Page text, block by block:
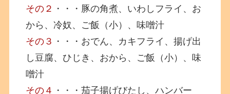
その２ ・・・豚の角煮、いわしフライ、お
から、冷奴、ご飯（小）、味噌汁
その３ ・・・おでん、カキフライ、揚げ出
し豆腐、ひじき、おから、ご飯（小）、味
噌汁
その４ ・・・茄子揚げびたし、ハンバー